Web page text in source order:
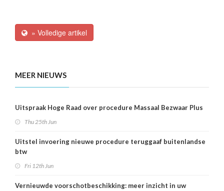
» Volledige artikel
MEER NIEUWS
Uitspraak Hoge Raad over procedure Massaal Bezwaar Plus
Thu 25th Jun
Uitstel invoering nieuwe procedure teruggaaf buitenlandse
btw
Fri 12th Jun
Vernieuwde voorschotbeschikking: meer inzicht in uw